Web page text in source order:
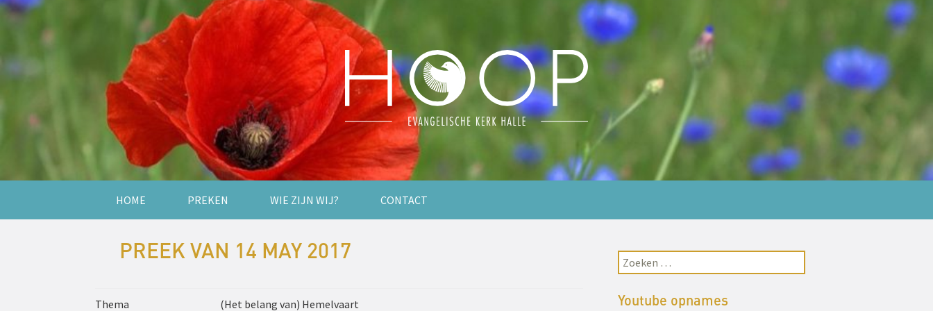
HOME PREKEN WIE ZIJN WIJ? CONTACT
PREEK VAN 14 MAY 2017
Thema (Het belang van) Hemelvaart Youtube opnames